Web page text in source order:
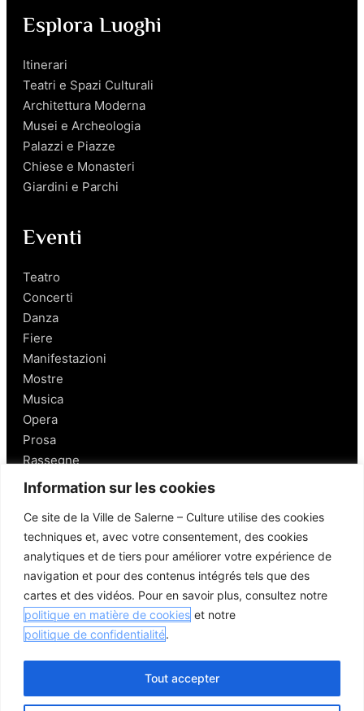
Information sur les cookies
Ce site de la Ville de Salerne – Culture utilise des cookies
techniques et, avec votre consentement, des cookies
analytiques et de tiers pour améliorer votre expérience de
navigation et pour des contenus intégrés tels que des
cartes et des vidéos. Pour en savoir plus, consultez notre
politique en matière de cookies et notre
politique de confidentialité.
Tout accepter
Esplora Luoghi
Itinerari
Teatri e Spazi Culturali
Architettura Moderna
Musei e Archeologia
Palazzi e Piazze
Chiese e Monasteri
Giardini e Parchi
Eventi
Teatro
Concerti
Danza
Fiere
Manifestazioni
Mostre
Musica
Opera
Prosa
Rassegne
Salerno
Personaggi
Enogastronomia
Mobilità a Salerno
Luoghi nei Dintorni
Link utili